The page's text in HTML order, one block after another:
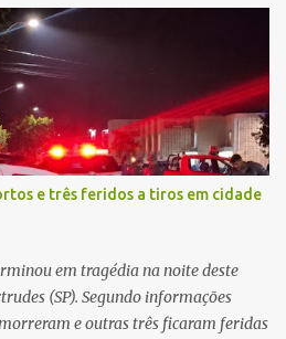
e congestionado devido a obras
em que ocorreu o impacto. Com
foi arremessado ao solo.
o capacete teria se desprendido
ferimentos gravíssimos e
de resgate e de atendimento da
rodovia foram acionadas e
além de prestarem socorro à
constatado ainda no local do
compareceu para o registro
e três feridos a tiros em cidade
em tragédia na noite deste
(SP). Segundo informações
e outras três ficaram feridas